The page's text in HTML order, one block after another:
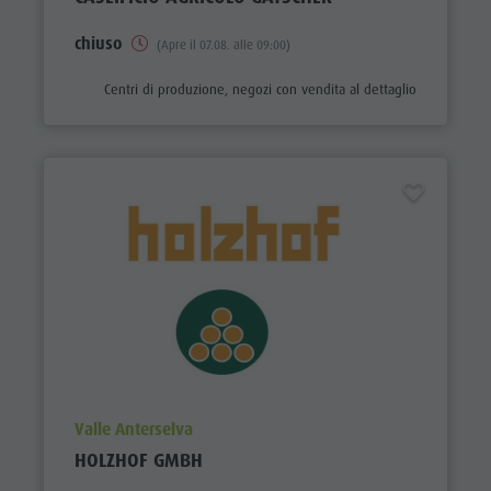
chiuso (Apre il 07.08. alle 09:00)
aria.poi_category_prefix
Centri di produzione, negozi con vendita al dettaglio
aria.poi_location_prefix
Valle Anterselva
HOLZHOF GMBH